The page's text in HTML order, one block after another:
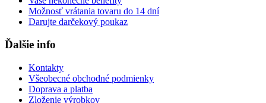
Možnosť vrátania tovaru do 14 dní
Darujte darčekový poukaz
Ďalšie info
Kontakty
Všeobecné obchodné podmienky
Doprava a platba
Zloženie výrobkov